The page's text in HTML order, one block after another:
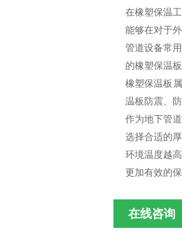
在橡塑保温
能够在对于
管道设备常
的橡塑保温
橡塑保温板
温板防震、
作为地下管
选择合适的
环境温度越
更加有效的
在线咨询